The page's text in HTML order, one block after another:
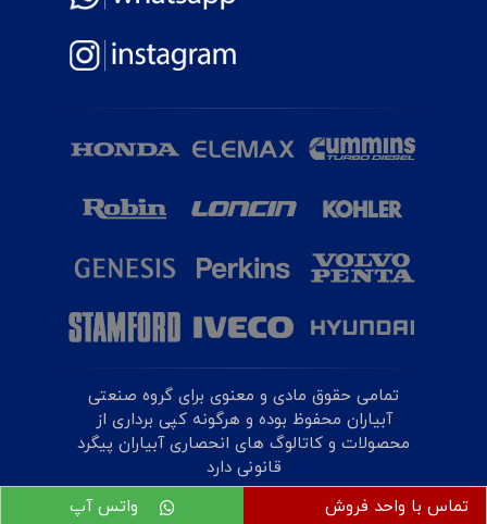
تمامی حقوق مادی و معنوی برای گروه صنعتی
آبیاران محفوظ بوده و هرگونه کپی برداری از
محصولات و کاتالوگ های انحصاری آبیاران پیگرد
قانونی دارد
تماس با واحد فروش
واتس آپ